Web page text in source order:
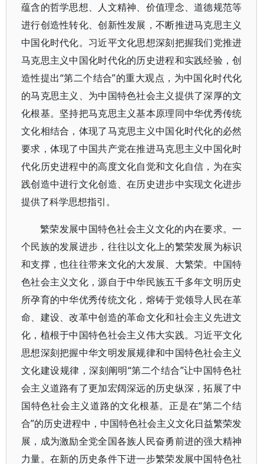
蕴含的哲学思想、人文精神、价值理念、道德规范等
进行创造性转化、创新性发展，不断推进马克思主义
中国化时代化。习近平文化思想深刻把握我们党推进
马克思主义中国化时代化的历史进程和实践经验，创
造性提出“第二个结合”的重大观点，为中国化时代化
的马克思主义、为中国特色社会主义提供了深厚的文
化根基。坚持把马克思主义基本原理同中华优秀传统
文化相结合，体现了马克思主义中国化时代化的必然
要求，体现了中国共产党在推进马克思主义中国化时
代化历史进程中的高度文化自觉和文化自信，为在实
践创造中进行文化创造、在历史进步中实现文化进步
提供了科学思想指引。
繁荣发展中国特色社会主义文化的内在要求。一
个民族的发展进步，往往以文化上的繁荣发展为标识
和支撑，也往往带来文化的大发展、大繁荣。中国特
色社会主义文化，源自于中华民族五千多年文明历史
所孕育的中华优秀传统文化，熔铸于党领导人民在革
命、建设、改革中创造的革命文化和社会主义先进文
化，植根于中国特色社会主义伟大实践。习近平文化
思想深刻把握中华文明发展规律和中国特色社会主义
文化建设规律，深刻阐明“第二个结合”让中国特色社
会主义道路有了更加宏阔深远的历史纵深，拓展了中
国特色社会主义道路的文化根基。正是在“第二个结
合”的历史进程中，中国特色社会主义文化日益繁荣发
展，成为激励全党全国各族人民奋勇前进的强大精神
力量。在新的历史条件下进一步繁荣发展中国特色社